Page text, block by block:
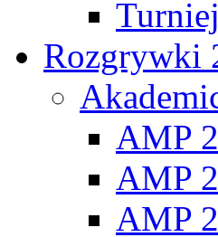
Rozgrywki
AMP
AMP
AMP